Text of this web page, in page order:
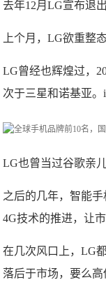
去年12月LG宣布退
上个月，LG欲重整
LG曾经也辉煌过，
次于三星和诺基亚。
LG也曾当过谷歌亲
之后的几年，智能
4G技术的推进，让
在几次风口上，LG
落后于市场，要么高